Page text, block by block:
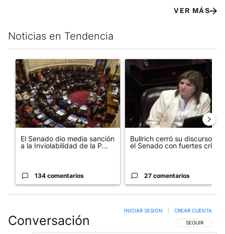
VER MÁS
Noticias en Tendencia
Este listado muestra los artículos con más comentarios en los
Un artículo de tendencia con el título "El Senado dio media
El Senado dio media sanción
a la Inviolabilidad de la P...
134 comentarios
Un artículo de tendencia con
Bullrich cerró su discurso en
el Senado con fuertes crí...
27 comentarios
Conversación SIGA ESTA
SEGUIR
INICIAR SESIÓN CREAR CUENTA